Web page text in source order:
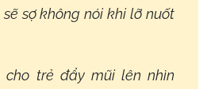
sợ không nói khi lỡ nuốt
cho trẻ đẩy mũi lên nhìn